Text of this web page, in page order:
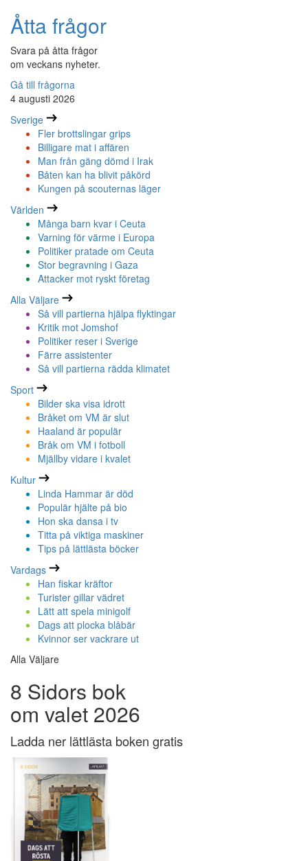
Åtta frågor
Svara på åtta frågor
om veckans nyheter.
Gå till frågorna
4 augusti 2026
Sverige
Fler brottslingar grips
Billigare mat i affären
Man från gäng dömd i Irak
Båten kan ha blivit påkörd
Kungen på scouternas läger
Världen
Många barn kvar i Ceuta
Varning för värme i Europa
Politiker pratade om Ceuta
Stor begravning i Gaza
Attacker mot ryskt företag
Alla Väljare
Så vill partierna hjälpa flyktingar
Kritik mot Jomshof
Politiker reser i Sverige
Färre assistenter
Så vill partierna rädda klimatet
Sport
Bilder ska visa idrott
Bråket om VM är slut
Haaland är populär
Bråk om VM i fotboll
Mjällby vidare i kvalet
Kultur
Linda Hammar är död
Populär hjälte på bio
Hon ska dansa i tv
Titta på viktiga maskiner
Tips på lättlästa böcker
Vardags
Han fiskar kräftor
Turister gillar vädret
Lätt att spela minigolf
Dags att plocka blåbär
Kvinnor ser vackrare ut
Alla Väljare
8 Sidors bok
om valet 2026
Ladda ner lättlästa boken gratis